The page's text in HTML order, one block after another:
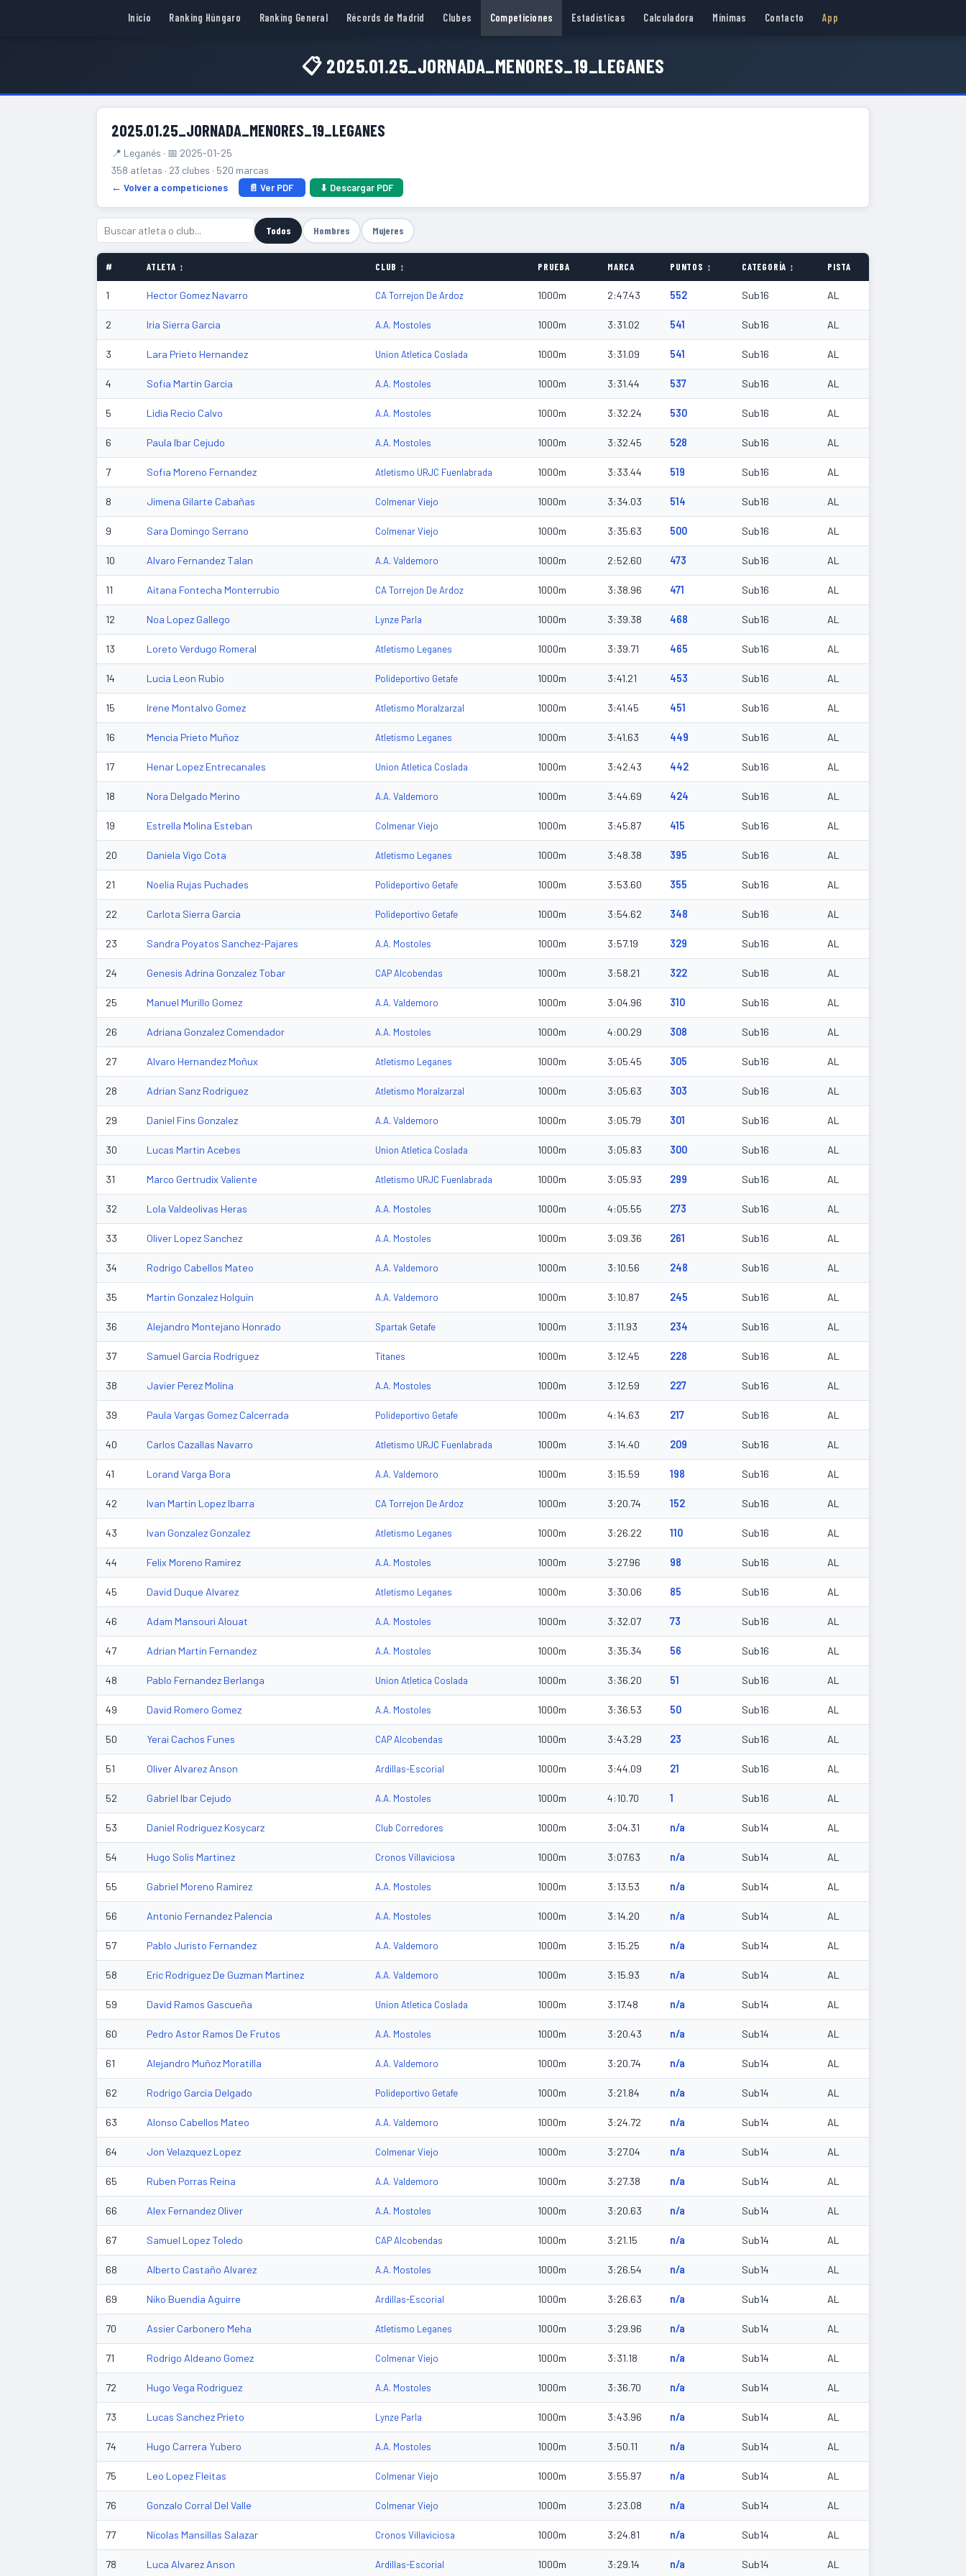
Inicio Ranking Húngaro Ranking General Récords de Madrid Clubes Competiciones Estadísticas Calculadora Mínimas Contacto App
📋 2025.01.25_JORNADA_MENORES_19_LEGANES
2025.01.25_JORNADA_MENORES_19_LEGANES
📍 Leganés · 📅 2025-01-25
358 atletas · 23 clubes · 520 marcas
← Volver a competiciones
📄 Ver PDF ⬇ Descargar PDF
Todos Hombres Mujeres
# ATLETA ↕ CLUB ↕ PRUEBA MARCA PUNTOS ↕ CATEGORÍA ↕ PISTA
1 Hector Gomez Navarro CA Torrejon De Ardoz 1000m 2:47.43 552 Sub16 AL
2 Iria Sierra Garcia A.A. Mostoles 1000m 3:31.02 541 Sub16 AL
3 Lara Prieto Hernandez Union Atletica Coslada 1000m 3:31.09 541 Sub16 AL
4 Sofia Martin Garcia A.A. Mostoles 1000m 3:31.44 537 Sub16 AL
5 Lidia Recio Calvo A.A. Mostoles 1000m 3:32.24 530 Sub16 AL
6 Paula Ibar Cejudo A.A. Mostoles 1000m 3:32.45 528 Sub16 AL
7 Sofia Moreno Fernandez Atletismo URJC Fuenlabrada 1000m 3:33.44 519 Sub16 AL
8 Jimena Gilarte Cabañas Colmenar Viejo 1000m 3:34.03 514 Sub16 AL
9 Sara Domingo Serrano Colmenar Viejo 1000m 3:35.63 500 Sub16 AL
10 Alvaro Fernandez Talan A.A. Valdemoro 1000m 2:52.60 473 Sub16 AL
11 Aitana Fontecha Monterrubio CA Torrejon De Ardoz 1000m 3:38.96 471 Sub16 AL
12 Noa Lopez Gallego Lynze Parla 1000m 3:39.38 468 Sub16 AL
13 Loreto Verdugo Romeral Atletismo Leganes 1000m 3:39.71 465 Sub16 AL
14 Lucia Leon Rubio Polideportivo Getafe 1000m 3:41.21 453 Sub16 AL
15 Irene Montalvo Gomez Atletismo Moralzarzal 1000m 3:41.45 451 Sub16 AL
16 Mencia Prieto Muñoz Atletismo Leganes 1000m 3:41.63 449 Sub16 AL
17 Henar Lopez Entrecanales Union Atletica Coslada 1000m 3:42.43 442 Sub16 AL
18 Nora Delgado Merino A.A. Valdemoro 1000m 3:44.69 424 Sub16 AL
19 Estrella Molina Esteban Colmenar Viejo 1000m 3:45.87 415 Sub16 AL
20 Daniela Vigo Cota Atletismo Leganes 1000m 3:48.38 395 Sub16 AL
21 Noelia Rujas Puchades Polideportivo Getafe 1000m 3:53.60 355 Sub16 AL
22 Carlota Sierra Garcia Polideportivo Getafe 1000m 3:54.62 348 Sub16 AL
23 Sandra Poyatos Sanchez-Pajares A.A. Mostoles 1000m 3:57.19 329 Sub16 AL
24 Genesis Adrina Gonzalez Tobar CAP Alcobendas 1000m 3:58.21 322 Sub16 AL
25 Manuel Murillo Gomez A.A. Valdemoro 1000m 3:04.96 310 Sub16 AL
26 Adriana Gonzalez Comendador A.A. Mostoles 1000m 4:00.29 308 Sub16 AL
27 Alvaro Hernandez Moñux Atletismo Leganes 1000m 3:05.45 305 Sub16 AL
28 Adrian Sanz Rodriguez Atletismo Moralzarzal 1000m 3:05.63 303 Sub16 AL
29 Daniel Fins Gonzalez A.A. Valdemoro 1000m 3:05.79 301 Sub16 AL
30 Lucas Martin Acebes Union Atletica Coslada 1000m 3:05.83 300 Sub16 AL
31 Marco Gertrudix Valiente Atletismo URJC Fuenlabrada 1000m 3:05.93 299 Sub16 AL
32 Lola Valdeolivas Heras A.A. Mostoles 1000m 4:05.55 273 Sub16 AL
33 Oliver Lopez Sanchez A.A. Mostoles 1000m 3:09.36 261 Sub16 AL
34 Rodrigo Cabellos Mateo A.A. Valdemoro 1000m 3:10.56 248 Sub16 AL
35 Martin Gonzalez Holguin A.A. Valdemoro 1000m 3:10.87 245 Sub16 AL
36 Alejandro Montejano Honrado Spartak Getafe 1000m 3:11.93 234 Sub16 AL
37 Samuel Garcia Rodriguez Titanes 1000m 3:12.45 228 Sub16 AL
38 Javier Perez Molina A.A. Mostoles 1000m 3:12.59 227 Sub16 AL
39 Paula Vargas Gomez Calcerrada Polideportivo Getafe 1000m 4:14.63 217 Sub16 AL
40 Carlos Cazallas Navarro Atletismo URJC Fuenlabrada 1000m 3:14.40 209 Sub16 AL
41 Lorand Varga Bora A.A. Valdemoro 1000m 3:15.59 198 Sub16 AL
42 Ivan Martin Lopez Ibarra CA Torrejon De Ardoz 1000m 3:20.74 152 Sub16 AL
43 Ivan Gonzalez Gonzalez Atletismo Leganes 1000m 3:26.22 110 Sub16 AL
44 Felix Moreno Ramirez A.A. Mostoles 1000m 3:27.96 98 Sub16 AL
45 David Duque Alvarez Atletismo Leganes 1000m 3:30.06 85 Sub16 AL
46 Adam Mansouri Alouat A.A. Mostoles 1000m 3:32.07 73 Sub16 AL
47 Adrian Martin Fernandez A.A. Mostoles 1000m 3:35.34 56 Sub16 AL
48 Pablo Fernandez Berlanga Union Atletica Coslada 1000m 3:36.20 51 Sub16 AL
49 David Romero Gomez A.A. Mostoles 1000m 3:36.53 50 Sub16 AL
50 Yerai Cachos Funes CAP Alcobendas 1000m 3:43.29 23 Sub16 AL
51 Oliver Alvarez Anson Ardillas-Escorial 1000m 3:44.09 21 Sub16 AL
52 Gabriel Ibar Cejudo A.A. Mostoles 1000m 4:10.70 1 Sub16 AL
53 Daniel Rodriguez Kosycarz Club Corredores 1000m 3:04.31 n/a Sub14 AL
54 Hugo Solis Martinez Cronos Villaviciosa 1000m 3:07.63 n/a Sub14 AL
55 Gabriel Moreno Ramirez A.A. Mostoles 1000m 3:13.53 n/a Sub14 AL
56 Antonio Fernandez Palencia A.A. Mostoles 1000m 3:14.20 n/a Sub14 AL
57 Pablo Juristo Fernandez A.A. Valdemoro 1000m 3:15.25 n/a Sub14 AL
58 Eric Rodriguez De Guzman Martinez A.A. Valdemoro 1000m 3:15.93 n/a Sub14 AL
59 David Ramos Gascueña Union Atletica Coslada 1000m 3:17.48 n/a Sub14 AL
60 Pedro Astor Ramos De Frutos A.A. Mostoles 1000m 3:20.43 n/a Sub14 AL
61 Alejandro Muñoz Moratilla A.A. Valdemoro 1000m 3:20.74 n/a Sub14 AL
62 Rodrigo Garcia Delgado Polideportivo Getafe 1000m 3:21.84 n/a Sub14 AL
63 Alonso Cabellos Mateo A.A. Valdemoro 1000m 3:24.72 n/a Sub14 AL
64 Jon Velazquez Lopez Colmenar Viejo 1000m 3:27.04 n/a Sub14 AL
65 Ruben Porras Reina A.A. Valdemoro 1000m 3:27.38 n/a Sub14 AL
66 Alex Fernandez Oliver A.A. Mostoles 1000m 3:20.63 n/a Sub14 AL
67 Samuel Lopez Toledo CAP Alcobendas 1000m 3:21.15 n/a Sub14 AL
68 Alberto Castaño Alvarez A.A. Mostoles 1000m 3:26.54 n/a Sub14 AL
69 Niko Buendia Aguirre Ardillas-Escorial 1000m 3:26.63 n/a Sub14 AL
70 Assier Carbonero Meha Atletismo Leganes 1000m 3:29.96 n/a Sub14 AL
71 Rodrigo Aldeano Gomez Colmenar Viejo 1000m 3:31.18 n/a Sub14 AL
72 Hugo Vega Rodriguez A.A. Mostoles 1000m 3:36.70 n/a Sub14 AL
73 Lucas Sanchez Prieto Lynze Parla 1000m 3:43.96 n/a Sub14 AL
74 Hugo Carrera Yubero A.A. Mostoles 1000m 3:50.11 n/a Sub14 AL
75 Leo Lopez Fleitas Colmenar Viejo 1000m 3:55.97 n/a Sub14 AL
76 Gonzalo Corral Del Valle Colmenar Viejo 1000m 3:23.08 n/a Sub14 AL
77 Nicolas Mansillas Salazar Cronos Villaviciosa 1000m 3:24.81 n/a Sub14 AL
78 Luca Alvarez Anson Ardillas-Escorial 1000m 3:29.14 n/a Sub14 AL